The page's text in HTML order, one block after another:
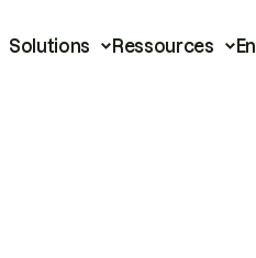
Solutions Ressources